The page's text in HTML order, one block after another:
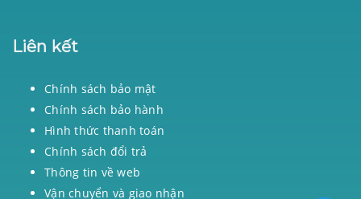
Liên kết
Chính sách bảo mật
Chính sách bảo hành
Hình thức thanh toán
Chính sách đổi trả
Thông tin về web
Vận chuyển và giao nhận